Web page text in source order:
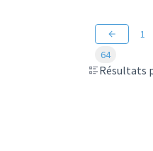
Résultats
1
64